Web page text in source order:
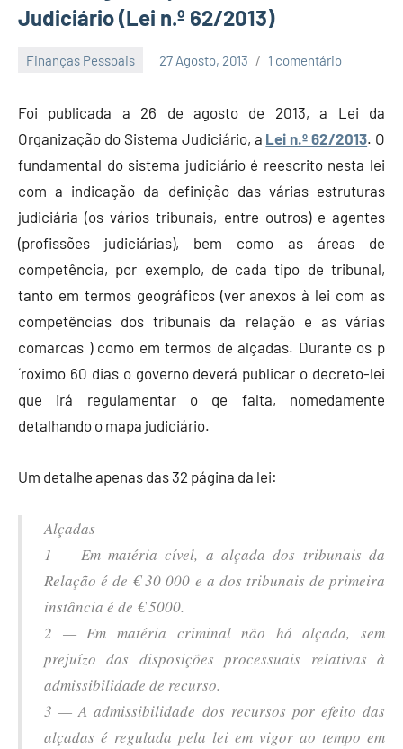
Judiciário (Lei n.º 62/2013)
Finanças Pessoais 27 Agosto, 2013
Economia
Finanças
1 comentário
Foi publicada a 26 de agosto de 2013, a Lei da
Organização do Sistema Judiciário, a Lei n.º 62/2013. O
fundamental do sistema judiciário é reescrito nesta lei
com a indicação da definição das várias estruturas
judiciária (os vários tribunais, entre outros) e agentes
(profissões judiciárias), bem como as áreas de
competência, por exemplo, de cada tipo de tribunal,
tanto em termos geográficos (ver anexos à lei com as
competências dos tribunais da relação e as várias
comarcas ) como em termos de alçadas. Durante os p
´roximo 60 dias o governo deverá publicar o decreto-lei
que irá regulamentar o qe falta, nomedamente
detalhando o mapa judiciário.
Um detalhe apenas das 32 página da lei:
Alçadas
1 — Em matéria cível, a alçada dos tribunais da
Relação é de € 30 000 e a dos tribunais de primeira
instância é de € 5000.
2 — Em matéria criminal não há alçada, sem
prejuízo das disposições processuais relativas à
admissibilidade de recurso.
3 — A admissibilidade dos recursos por efeito das
alçadas é regulada pela lei em vigor ao tempo em